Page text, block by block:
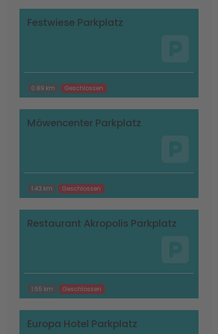
Festwiese Parkplatz
0.89 km Geschlossen
Möwencenter Parkplatz
1.43 km Geschlossen
Restaurant Akropolis Parkplatz
1.55 km Geschlossen
Europa Hotel Parkplatz